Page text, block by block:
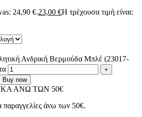
24,90 €.23,00 €Η τρέχουσα τιμή είναι:
Ανδρική Βερμούδα Μπλέ (23017-
Buy now
ΑΝΩ ΤΩΝ 50€
παραγγελίες άνω των 50€.